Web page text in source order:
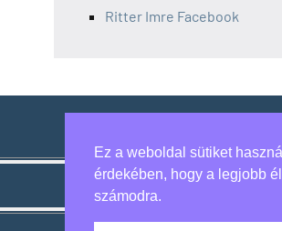
Ritter Imre Facebook
Ez a weboldal sütiket
érdekében, hogy a legjobb
számodra.